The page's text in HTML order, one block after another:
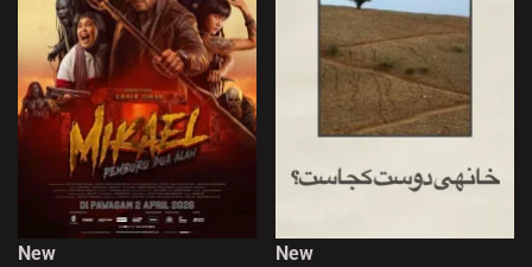
New New